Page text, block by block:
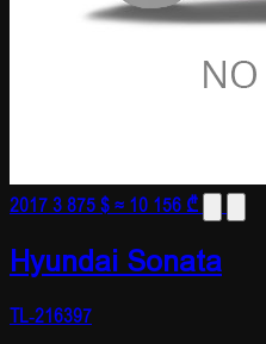
20173 875 $≈ 10 156 ₾
Hyundai Sonata
TL-216397